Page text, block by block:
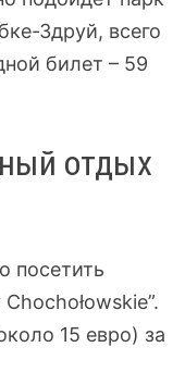
Здруй, всего
билет – 59
отдых
посетить
15 евро) за